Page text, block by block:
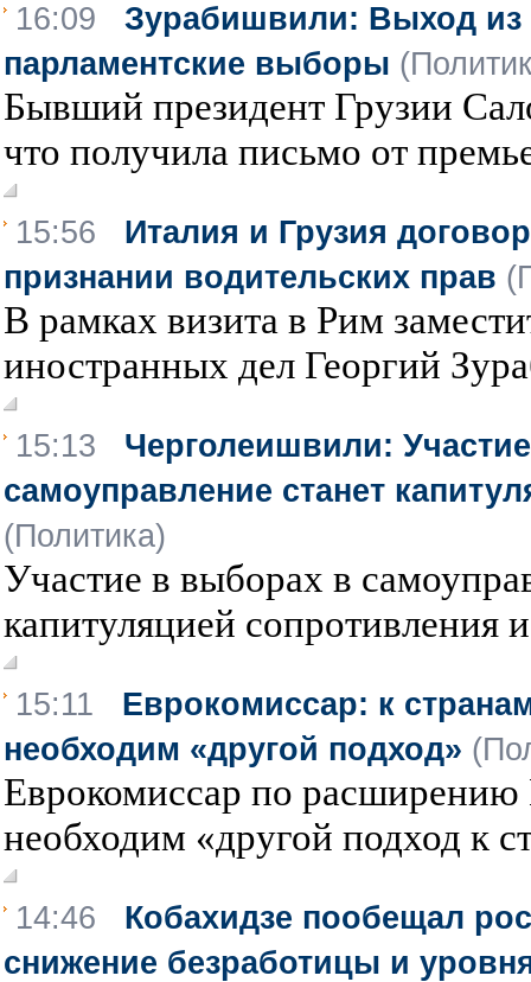
16:09 Зурабишвили: Выход из
парламентские выборы
Бывший президент Грузии
что получила письмо от
15:56 Италия и Грузия
признании водительских прав
В рамках визита в Рим
иностранных дел Георгий
15:13 Черголеишвили:
самоуправление станет
(Политика)
Участие в выборах в
капитуляцией сопротивления
15:11 Еврокомиссар: к
необходим «другой подход»
Еврокомиссар по
необходим «другой подход к
14:46 Кобахидзе пообещал
снижение безработицы и